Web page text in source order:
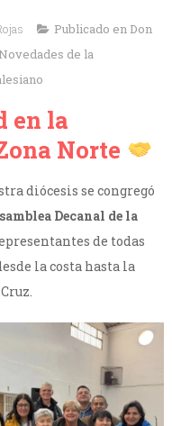
Publicado en Don
Novedades de la
en la
Norte
diócesis se congregó
Decanal de la
de todas
la costa hasta la